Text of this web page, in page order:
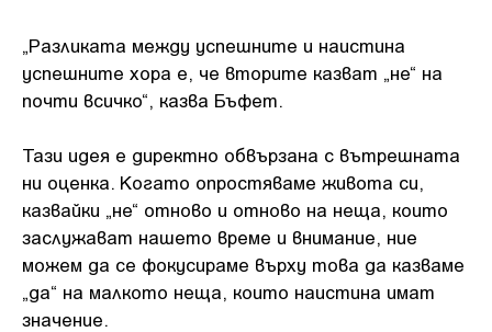
„Разликата между успешните и наистина
успешните хора е, че вторите казват „не“ на
почти всичко“, казва Бъфет.
Тази идея е директно обвързана с вътрешната
ни оценка. Когато опростяваме живота си,
казвайки „не“ отново и отново на неща, които
заслужават нашето време и внимание, ние
можем да се фокусираме върху това да казваме
„да“ на малкото неща, които наистина имат
значение.